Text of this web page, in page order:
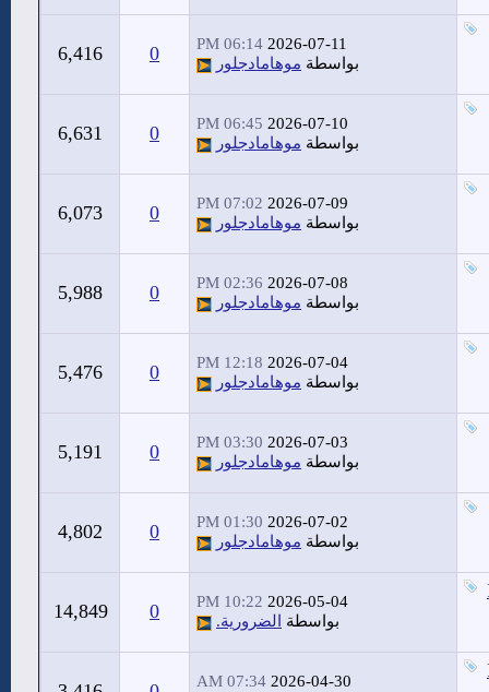
2026-07-11
06:14 PM
بواسطة موهامادجلور 0
6,416
2026-07-10
06:45 PM
بواسطة موهامادجلور 0
6,631
2026-07-09
07:02 PM
بواسطة موهامادجلور 0
6,073
2026-07-08
02:36 PM
بواسطة موهامادجلور 0
5,988
2026-07-04
12:18 PM
بواسطة موهامادجلور 0
5,476
2026-07-03
03:30 PM
بواسطة موهامادجلور 0
5,191
2026-07-02
01:30 PM
بواسطة موهامادجلور 0
4,802
2026-05-04
10:22 PM
بواسطة
الضرورية. 0
14,849
2026-04-30
07:34 AM